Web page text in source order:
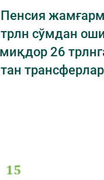
сўмдан
26